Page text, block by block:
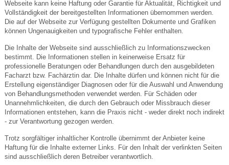
Webseite kann keine Haftung oder Garantie für Aktualität, Richtigkeit und
Vollständigkeit der bereitgestellten Informationen übernommen werden.
Die auf der Webseite zur Verfügung gestellten Dokumente und Grafiken
können Ungenauigkeiten und typografische Fehler enthalten.
Die Inhalte der Webseite sind ausschließlich zu Informationszwecken
bestimmt. Die Informationen stellen in keinerweise Ersatz für
professionelle Beratungen oder Behandlungen durch den ausgebildeten
Facharzt bzw. Fachärztin dar. Die Inhalte dürfen und können nicht für die
Erstellung eigenständiger Diagnosen oder für die Auswahl und Anwendung
von Behandlungsmethoden verwendet werden. Für Schäden oder
Unannehmlichkeiten, die durch den Gebrauch oder Missbrauch dieser
Informationen entstehen, kann die Praxis nicht - weder direkt noch indirekt
- zur Verantwortung gezogen werden.
Trotz sorgfältiger inhaltlicher Kontrolle übernimmt der Anbieter keine
Haftung für die Inhalte externer Links. Für den Inhalt der verlinkten Seiten
sind ausschließlich deren Betreiber verantwortlich.